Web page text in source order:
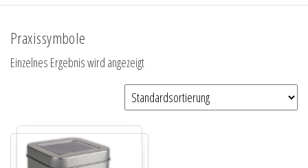
Praxissymbole
Einzelnes Ergebnis wird angezeigt